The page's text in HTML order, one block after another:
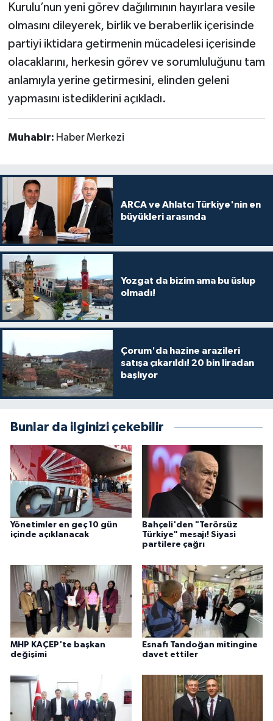
Kurulu’nun yeni görev dağılımının hayırlara vesile
olmasını dileyerek, birlik ve beraberlik içerisinde
partiyi iktidara getirmenin mücadelesi içerisinde
olacaklarını, herkesin görev ve sorumluluğunu tam
anlamıyla yerine getirmesini, elinden geleni
yapmasını istediklerini açıkladı.
Muhabir: Haber Merkezi
ARCA ve Ahlatcı Türkiye'nin en
büyükleri arasında
Yozgat da bizim ama bu üslup
olmadı!
Çorum'da hazine arazileri
satışa çıkarıldı! 20 bin liradan
başlıyor
Bunlar da ilginizi çekebilir
Yönetimler en geç 10 gün
içinde açıklanacak
Bahçeli'den "Terörsüz
Türkiye" mesajı! Siyasi
partilere çağrı
MHP KAÇEP'te başkan
değişimi
Esnafı Tandoğan mitingine
davet ettiler